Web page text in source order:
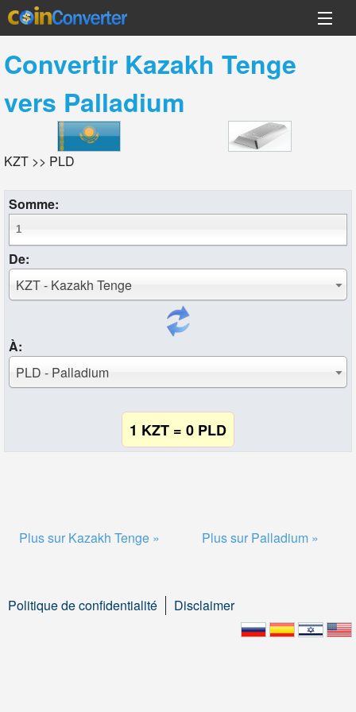
Convertir Kazakh Tenge
vers Palladium
KZT >> PLD
Somme:
De:
KZT - Kazakh Tenge
À:
PLD - Palladium
1 KZT = 0 PLD
Plus sur Kazakh Tenge » Plus sur Palladium »
Politique de confidentialité Disclaimer